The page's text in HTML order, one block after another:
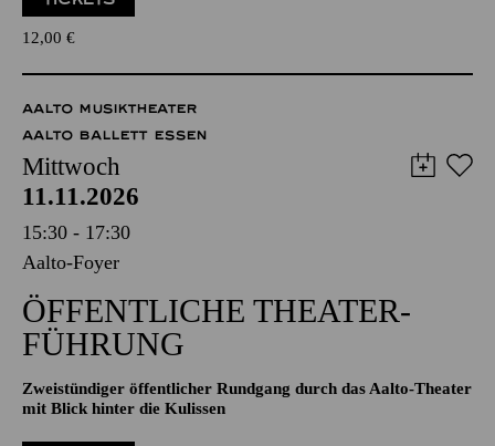
DER "HOHE NORDEN" IN DER MUSIK
12,00€
AALTO MUSIKTHEATER
AALTO BALLETT ESSEN
Mittwoch
11.11.2026
15:30 - 17:30
Aalto-Foyer
ÖFFENTLICHE THEATER­
FÜHRUNG